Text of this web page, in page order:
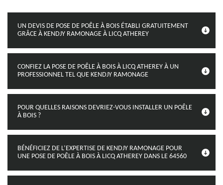
UN DEVIS DE POSE DE POÊLE À BOIS ÉTABLI GRATUITEMENT
GRÂCE À KENDJY RAMONAGE À LICQ ATHEREY
CONFIEZ LA POSE DE POÊLE À BOIS À LICQ ATHEREY À UN
PROFESSIONNEL TEL QUE KENDJY RAMONAGE
POUR QUELLES RAISONS DEVRIEZ-VOUS INSTALLER UN POÊLE
À BOIS ?
BÉNÉFICIEZ DE L’EXPERTISE DE KENDJY RAMONAGE POUR
UNE POSE DE POÊLE À BOIS À LICQ ATHEREY DANS LE 64560